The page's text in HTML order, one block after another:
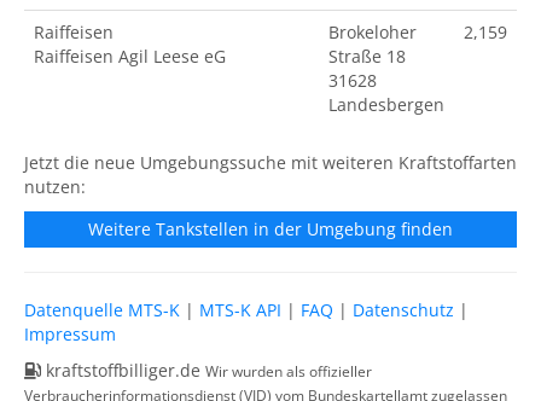
Raiffeisen
Raiffeisen Agil Leese eG
Brokeloher
Straße 18
31628
Landesbergen
2,159
Jetzt die neue Umgebungssuche mit weiteren Kraftstoffarten
nutzen:
Weitere Tankstellen in der Umgebung finden
Datenquelle MTS-K | MTS-K API | FAQ | Datenschutz |
Impressum
kraftstoffbilliger.de Wir wurden als offizieller
Verbraucherinformationsdienst (VID) vom Bundeskartellamt zugelassen